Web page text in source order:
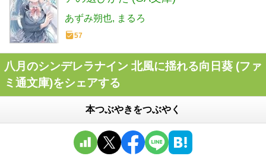
あずみ朔也 まるろ
57
八月のシンデレラナイン 北風に揺れる向日葵 (ファ
ミ通文庫)をシェアする
本つぶやきをつぶやく